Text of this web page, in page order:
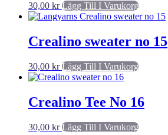
30,00 kr Lägg Till I Varukorg
Crealino sweater no 15
30,00 kr Lägg Till I Varukorg
Crealino Tee No 16
30,00 kr Lägg Till I Varukorg